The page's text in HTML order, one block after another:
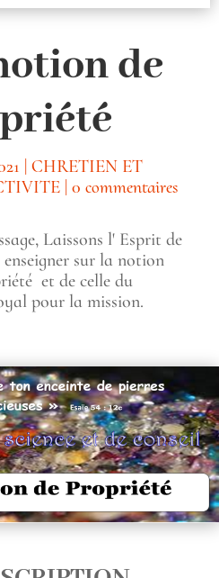
de
CHRETIEN ET
0 commentaires
Laissons l' Esprit de
sur la notion
et de celle du
pour la mission.